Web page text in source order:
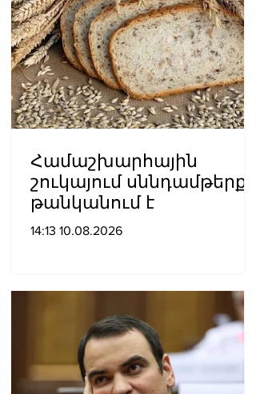
Համաշխարհային
շուկայում սննդամթերքը
թանկանում է
14:13 10.08.2026